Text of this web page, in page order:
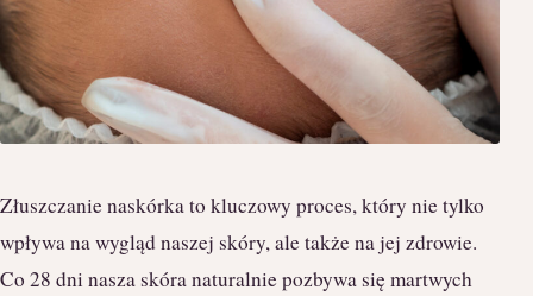
Złuszczanie naskórka to kluczowy proces, który nie tylko
wpływa na wygląd naszej skóry, ale także na jej zdrowie.
Co 28 dni nasza skóra naturalnie pozbywa się martwych